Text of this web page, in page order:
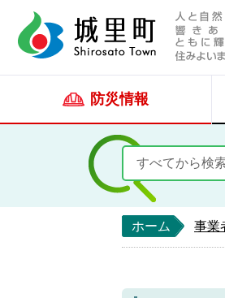
防災情報
ホーム 事業